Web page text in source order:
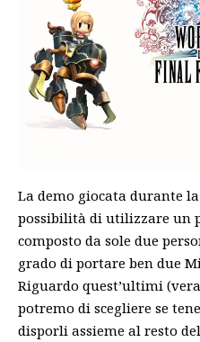
La demo giocata durante
possibilità di utilizzare un
composto da sole due
grado di portare ben due
Riguardo quest’ultimi
potremo di scegliere se
disporli assieme al resto